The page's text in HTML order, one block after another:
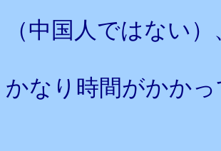
（中国人ではない）
かなり時間がかか